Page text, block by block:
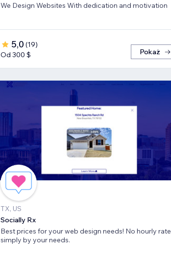
We Design Websites With dedication and motivation
5,0 (19)
Od 300 $
Pokaż
TX, US
Socially Rx
Best prices for your web design needs! No hourly rate
simply by your needs.